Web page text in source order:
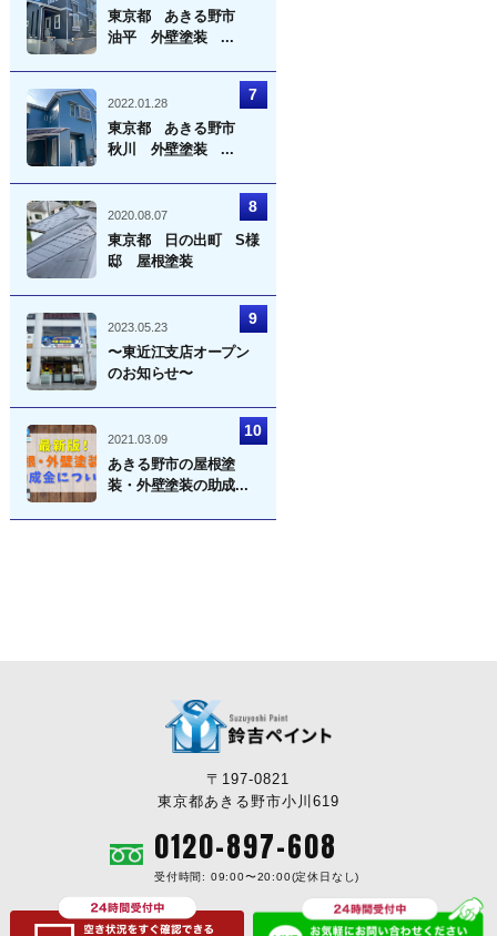
東京都 あきる野市
油平 外壁塗装 ...
2022.01.28
東京都 あきる野市
秋川 外壁塗装 ...
2020.08.07
東京都 日の出町 S様
邸 屋根塗装
2023.05.23
〜東近江支店オープン
のお知らせ〜
2021.03.09
あきる野市の屋根塗
装・外壁塗装の助成...
〒197-0821
東京都あきる野市小川619
0120-897-608
受付時間: 09:00〜20:00(定休日なし)